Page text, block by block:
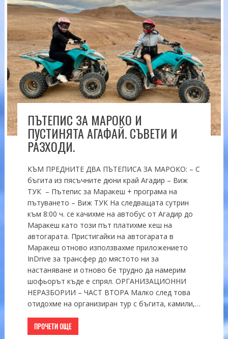
ПЪТЕПИС ЗА МАРОКО И
ПУСТИНЯТА АГАФАЙ. СЪВЕТИ И
РАЗХОДИ.
КЪМ ПРЕДНИТЕ ДВА ПЪТЕПИСА ЗА МАРОКО: – С
бъгита из пясъчните дюни край Агадир – Виж
ТУК – Пътепис за Маракеш + програма на
пътуването – Виж ТУК На следващата сутрин
към 8:00 ч. се качихме на автобус от Агадир до
Маракеш като този път платихме кеш на
автогарата. Пристигайки на автогарата в
Маракеш отново използвахме приложението
InDrive за трансфер до мястото ни за
настаняване и отново бе трудно да намерим
шофьорът къде е спрял. ОРГАНИЗАЦИОННИ
НЕРАЗБОРИИ – ЧАСТ ВТОРА Малко след това
отидохме на организиран тур с бъгита, камили,…
ПРОЧЕТИ ОЩЕ